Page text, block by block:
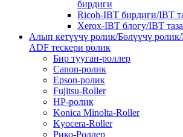
бирдиги
Ricoh-IBT бирдиги/IBT
Xerox-IBT блогу/IBT
Алып кетүүчү ролик/Бөлүүчү
ADF тескери ролик
Бир тууган-роллер
Canon-ролик
Epson-ролик
Fujitsu-Roller
HP-ролик
Konica Minolta-Roller
Kyocera-Roller
Рико-Роллер